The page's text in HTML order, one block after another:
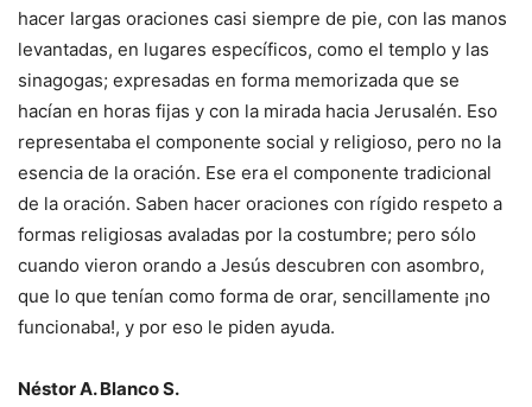
hacer largas oraciones casi siempre de pie, con las manos
levantadas, en lugares específicos, como el templo y las
sinagogas; expresadas en forma memorizada que se
hacían en horas fijas y con la mirada hacia Jerusalén. Eso
representaba el componente social y religioso, pero no la
esencia de la oración. Ese era el componente tradicional
de la oración. Saben hacer oraciones con rígido respeto a
formas religiosas avaladas por la costumbre; pero sólo
cuando vieron orando a Jesús descubren con asombro,
que lo que tenían como forma de orar, sencillamente ¡no
funcionaba!, y por eso le piden ayuda.
Néstor A. Blanco S.